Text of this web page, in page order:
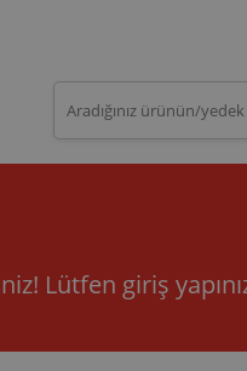
Lütfen giriş